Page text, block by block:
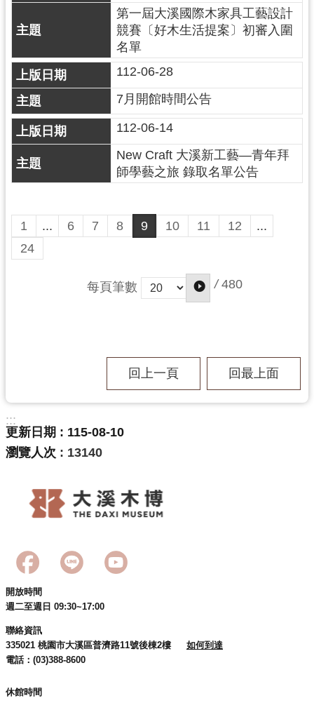
政
網
站
資
料
開
放
告
第一屆大溪國際木家具工藝設計
競賽〔好木生活提案〕初審入圍
名單
112-06-28
7月開館時間公告
112-06-14
New Craft 大溪新工藝—青年拜
師學藝之旅 錄取名單公告
1 ... 6 7 8 9 10 11 12
...
24
每頁筆數 / 480
回上一頁 回最上面
:::
更新日期
115-08-10
瀏覽人次
13140
開放時間
週二至週日 09:30~17:00
聯絡資訊
335021 桃園市大溪區普濟路11號後棟2樓
如何到達
電話：(03)388-8600
休館時間